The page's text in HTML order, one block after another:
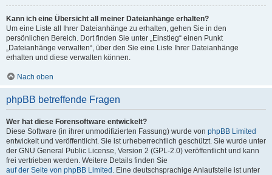
Kann ich eine Übersicht all meiner Dateianhänge erhalten?
Um eine Liste all Ihrer Dateianhänge zu erhalten, gehen Sie in den
persönlichen Bereich. Dort finden Sie unter „Einstieg“ einen Punkt
„Dateianhänge verwalten“, über den Sie eine Liste Ihrer Dateianhänge
erhalten und diese verwalten können.
Nach oben
phpBB betreffende Fragen
Wer hat diese Forensoftware entwickelt?
Diese Software (in ihrer unmodifizierten Fassung) wurde von phpBB Limited
entwickelt und veröffentlicht. Sie ist urheberrechtlich geschützt. Sie wurde unter
der GNU General Public License, Version 2 (GPL-2.0) veröffentlicht und kann
frei vertrieben werden. Weitere Details finden Sie
auf der Seite von phpBB Limited . Eine deutschsprachige Anlaufstelle ist unter